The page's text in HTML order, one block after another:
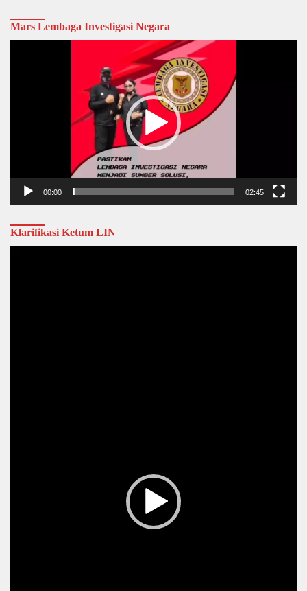
Mars Lembaga Investigasi Negara
00:00 02:45
Klarifikasi Ketum LIN